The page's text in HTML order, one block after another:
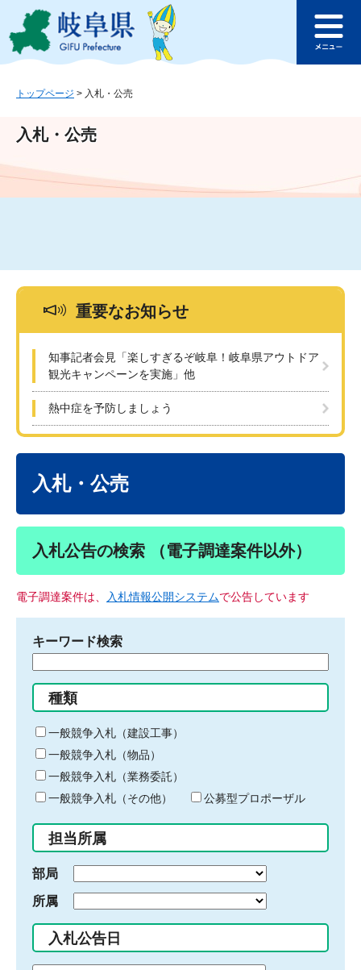
ジ
ュ
文
このページの本文へ
ュ
トップページ > 入札・公売
入札・公売
重要なお知らせ
知事記者会見「楽しすぎるぞ岐阜！岐阜県アウトドア
観光キャンペーンを実施」他
熱中症を予防しましょう
入札・公売
入札公告の検索 （電子調達案件以外）
電子調達案件は、 入札情報公開システムで公告しています
キーワード検索
る
キ
ー
ワ
ー
ド
入
力
種類
一般競争入札（建設工事）
一般競争入札（物品）
一般競争入札（業務委託）
一般競争入札（その他）
公募型プロポーザル
担当所属
部局
所属
入札公告日